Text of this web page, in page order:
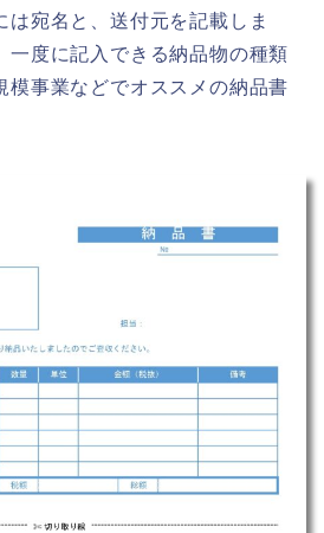
は宛名と、送付元を記載しま
一度に記入できる納品物の種類
模事業などでオススメの納品書